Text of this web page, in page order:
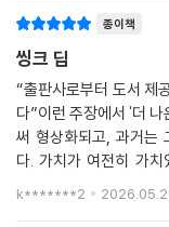
며, 불안한 미래를 직면
마지막 6부에서 이 모든
합한다. 생각을 무작정
는 것이 이 책의 궁극적
면에 숨겨진 질문을 끈
주도권을 인간에게 되
종이책
씽크 딥
“출판사로부터 도서 제
다”이런 주장에서 '더
써 형상화되고, 과거는
다. 가치가 여전히 가
며, 어느 것이 옳은지
k*******2